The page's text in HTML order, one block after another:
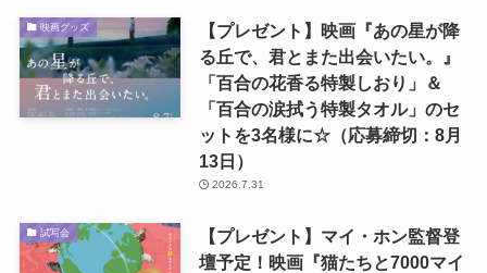
映画グッズ
【プレゼント】映画『あの星が降
る丘で、君とまた出会いたい。』
「百合の花香る特製しおり」＆
「百合の涙拭う特製タオル」のセ
ットを3名様に☆（応募締切：8月
13日）
2026.7.31
試写会
【プレゼント】マイ・ホン監督登
壇予定！映画『猫たちと7000マイ